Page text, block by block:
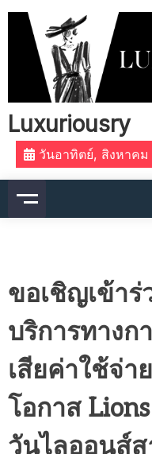
Skip
content
Luxuriousry
วันอาทิตย์, สิงหาคม
ขอเชิญเข้า
บริการทางก
เสียค่าใช้จ่า
โอกาส
วันไลออนส์